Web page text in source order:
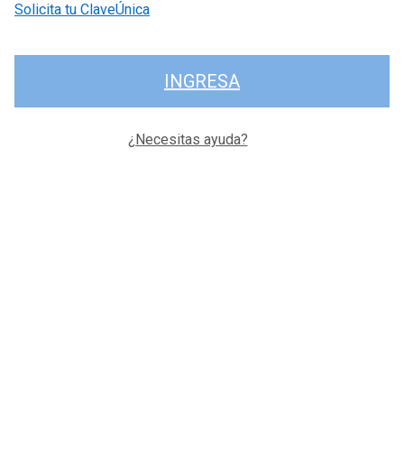
Solicita tu ClaveÚnica
INGRESA
¿Necesitas ayuda?